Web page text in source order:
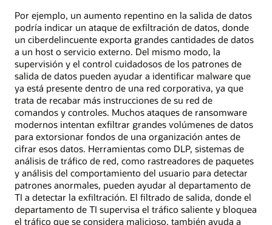
Por ejemplo, un aumento repentino en la salida de datos
podría indicar un ataque de exfiltración de datos, donde
un ciberdelincuente exporta grandes cantidades de datos
a un host o servicio externo. Del mismo modo, la
supervisión y el control cuidadosos de los patrones de
salida de datos pueden ayudar a identificar malware que
ya está presente dentro de una red corporativa, ya que
trata de recabar más instrucciones de su red de
comandos y controles. Muchos ataques de ransomware
modernos intentan exfiltrar grandes volúmenes de datos
para extorsionar fondos de una organización antes de
cifrar esos datos. Herramientas como DLP, sistemas de
análisis de tráfico de red, como rastreadores de paquetes
y análisis del comportamiento del usuario para detectar
patrones anormales, pueden ayudar al departamento de
TI a detectar la exfiltración. El filtrado de salida, donde el
departamento de TI supervisa el tráfico saliente y bloquea
el tráfico que se considera malicioso, también ayuda a